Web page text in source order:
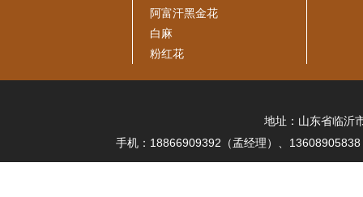
阿富汗黑金花
白麻
粉红花
地址：山东省临沂
手机：18866909392（孟经理）、